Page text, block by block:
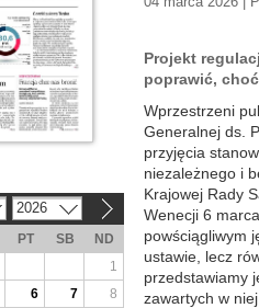
Projekt
poprawić,
Wprzestrzeni
Generalnej ds.
przyjęcia
niezależnego i
Krajowej Rady
Wenecji 6
powściągliwym
ustawie, lecz
przedstawiamy
zawartych w
2026
PT SB
ND
1
6 7
8